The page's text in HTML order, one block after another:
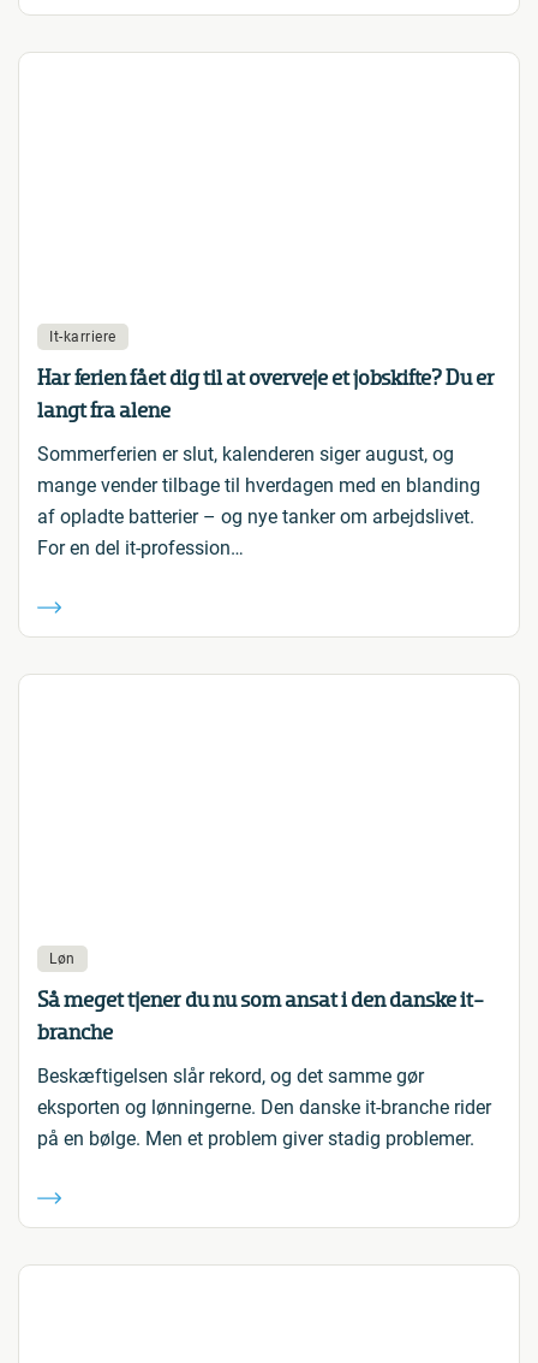
It-karriere
Har ferien fået dig til at overveje et jobskifte? Du er
langt fra alene
Sommerferien er slut, kalenderen siger august, og
mange vender tilbage til hverdagen med en blanding
af opladte batterier – og nye tanker om arbejdslivet.
For en del it-profession…
Løn
Så meget tjener du nu som ansat i den danske it-
branche
Beskæftigelsen slår rekord, og det samme gør
eksporten og lønningerne. Den danske it-branche rider
på en bølge. Men et problem giver stadig problemer.